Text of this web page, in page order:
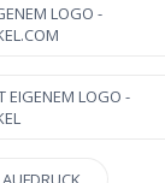
LOGO -
EIGENEM LOGO -